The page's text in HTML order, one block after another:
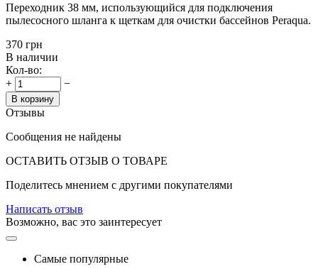
Переходник 38 мм, использующийся для подключения
пылесосного шланга к щеткам для очистки бассейнов Peraqua.
‍370‍ грн
В наличии
Кол-во:
+
−
В корзину
Отзывы
Сообщения не найдены
ОСТАВИТЬ ОТЗЫВ О ТОВАРЕ
Поделитесь мнением с другими покупателями
Написать отзыв
Возможно, вас это заинтересует
Самые популярные